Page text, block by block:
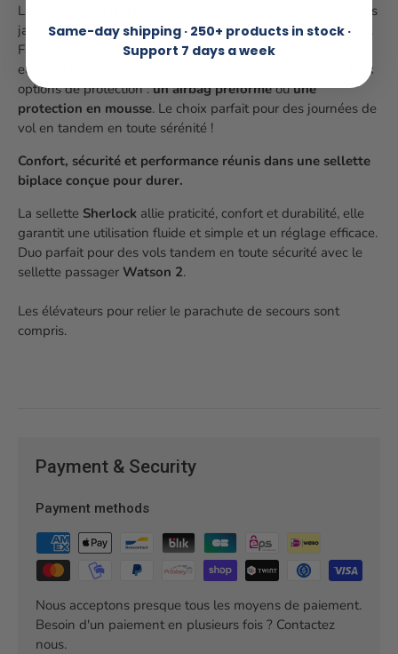
La
, dédiée aux pilotes, se distingue par ses
jambes séparées, offrant une grande liberté de mouvement.
Facile à enfiler, résistante et pensée pour un usage intensif,
elle s’adapte aux préférences de chaque pilote grâce à deux
options de protection :un airbag préforméouune
protection en mousse. Le choix parfait pour des journées de
vol en tandem en toute sérénité !
Confort, sécurité et performance réunis dans une sellette
biplace conçue pour durer.
La sellette Sherlock allie praticité, confort et durabilité, elle
garantit une utilisation fluide et simple et un réglage efficace.
Duo parfait pour des vols tandem en toute sécurité avec le
sellette passager Watson 2.
Les élévateurs pour relier le parachute de secours sont
compris.
Payment & Security
Payment methods
Nous acceptons presque tous les moyens de paiement.
Besoin d'un paiement en plusieurs fois ? Contactez
nous.
Same-day shipping · 250+ products in stock ·
Support 7 days a week